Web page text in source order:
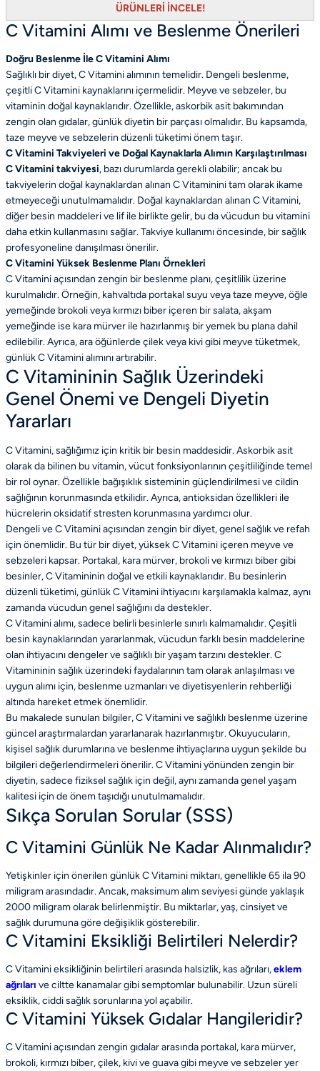
ÜRÜNLERİ İNCELE!
C Vitamini Alımı ve Beslenme Önerileri
Doğru Beslenme İle C Vitamini Alımı
Sağlıklı bir diyet, C Vitamini alımının temelidir. Dengeli beslenme,
çeşitli C Vitamini kaynaklarını içermelidir. Meyve ve sebzeler, bu
vitaminin doğal kaynaklarıdır. Özellikle, askorbik asit bakımından
zengin olan gıdalar, günlük diyetin bir parçası olmalıdır. Bu kapsamda,
taze meyve ve sebzelerin düzenli tüketimi önem taşır.
C Vitamini Takviyeleri ve Doğal Kaynaklarla Alımın Karşılaştırılması
C Vitamini takviyesi, bazı durumlarda gerekli olabilir; ancak bu
takviyelerin doğal kaynaklardan alınan C Vitaminini tam olarak ikame
etmeyeceği unutulmamalıdır. Doğal kaynaklardan alınan C Vitamini,
diğer besin maddeleri ve lif ile birlikte gelir, bu da vücudun bu vitamini
daha etkin kullanmasını sağlar. Takviye kullanımı öncesinde, bir sağlık
profesyoneline danışılması önerilir.
C Vitamini Yüksek Beslenme Planı Örnekleri
C Vitamini açısından zengin bir beslenme planı, çeşitlilik üzerine
kurulmalıdır. Örneğin, kahvaltıda portakal suyu veya taze meyve, öğle
yemeğinde brokoli veya kırmızı biber içeren bir salata, akşam
yemeğinde ise kara mürver ile hazırlanmış bir yemek bu plana dahil
edilebilir. Ayrıca, ara öğünlerde çilek veya kivi gibi meyve tüketmek,
günlük C Vitamini alımını artırabilir.
C Vitamininin Sağlık Üzerindeki
Genel Önemi ve Dengeli Diyetin
Yararları
C Vitamini, sağlığımız için kritik bir besin maddesidir. Askorbik asit
olarak da bilinen bu vitamin, vücut fonksiyonlarının çeşitliliğinde temel
bir rol oynar. Özellikle bağışıklık sisteminin güçlendirilmesi ve cildin
sağlığının korunmasında etkilidir. Ayrıca, antioksidan özellikleri ile
hücrelerin oksidatif stresten korunmasına yardımcı olur.
Dengeli ve C Vitamini açısından zengin bir diyet, genel sağlık ve refah
için önemlidir. Bu tür bir diyet, yüksek C Vitamini içeren meyve ve
sebzeleri kapsar. Portakal, kara mürver, brokoli ve kırmızı biber gibi
besinler, C Vitamininin doğal ve etkili kaynaklarıdır. Bu besinlerin
düzenli tüketimi, günlük C Vitamini ihtiyacını karşılamakla kalmaz, aynı
zamanda vücudun genel sağlığını da destekler.
C Vitamini alımı, sadece belirli besinlerle sınırlı kalmamalıdır. Çeşitli
besin kaynaklarından yararlanmak, vücudun farklı besin maddelerine
olan ihtiyacını dengeler ve sağlıklı bir yaşam tarzını destekler. C
Vitamininin sağlık üzerindeki faydalarının tam olarak anlaşılması ve
uygun alımı için, beslenme uzmanları ve diyetisyenlerin rehberliği
altında hareket etmek önemlidir.
Bu makalede sunulan bilgiler, C Vitamini ve sağlıklı beslenme üzerine
güncel araştırmalardan yararlanarak hazırlanmıştır. Okuyucuların,
kişisel sağlık durumlarına ve beslenme ihtiyaçlarına uygun şekilde bu
bilgileri değerlendirmeleri önerilir. C Vitamini yönünden zengin bir
diyetin, sadece fiziksel sağlık için değil, aynı zamanda genel yaşam
kalitesi için de önem taşıdığı unutulmamalıdır.
Sıkça Sorulan Sorular (SSS)
C Vitamini Günlük Ne Kadar Alınmalıdır?
Yetişkinler için önerilen günlük C Vitamini miktarı, genellikle 65 ila 90
miligram arasındadır. Ancak, maksimum alım seviyesi günde yaklaşık
2000 miligram olarak belirlenmiştir. Bu miktarlar, yaş, cinsiyet ve
sağlık durumuna göre değişiklik gösterebilir.
C Vitamini Eksikliği Belirtileri Nelerdir?
C Vitamini eksikliğinin belirtileri arasında halsizlik, kas ağrıları,eklem
ağrıları ve ciltte kanamalar gibi semptomlar bulunabilir. Uzun süreli
eksiklik, ciddi sağlık sorunlarına yol açabilir.
C Vitamini Yüksek Gıdalar Hangileridir?
C Vitamini açısından zengin gıdalar arasında portakal, kara mürver,
brokoli, kırmızı biber, çilek, kivi ve guava gibi meyve ve sebzeler yer